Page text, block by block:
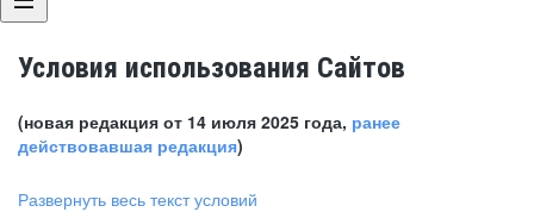
Условия использования Сайтов
(новая редакция от 14 июля 2025 года, ранее
действовавшая редакция)
Развернуть весь текст условий